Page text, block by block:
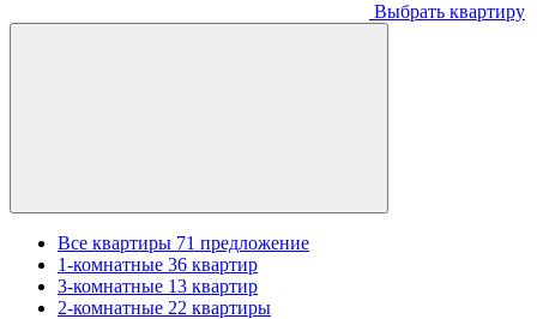
Выбрать квартиру
Все квартиры 71 предложение
1-комнатные 36 квартир
3-комнатные 13 квартир
2-комнатные 22 квартиры